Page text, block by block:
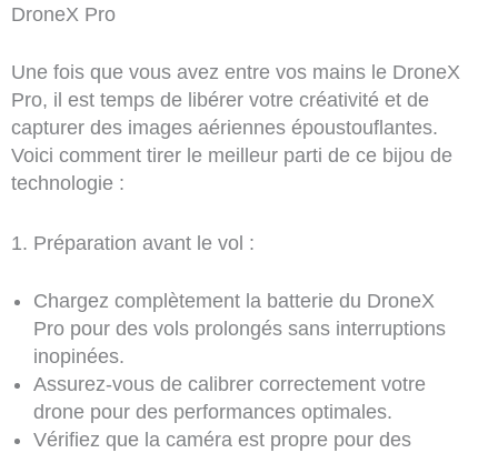
DroneX Pro
Une fois que vous avez entre vos mains le DroneX
Pro, il est temps de libérer votre créativité et de
capturer des images aériennes époustouflantes.
Voici comment tirer le meilleur parti de ce bijou de
technologie :
1. Préparation avant le vol :
Chargez complètement la batterie du DroneX
Pro pour des vols prolongés sans interruptions
inopinées.
Assurez-vous de calibrer correctement votre
drone pour des performances optimales.
Vérifiez que la caméra est propre pour des